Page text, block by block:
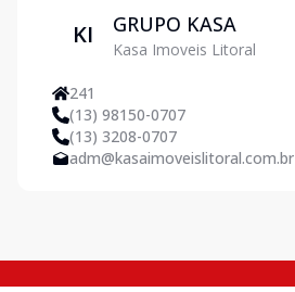
KI GRUPO KASA
Kasa Imoveis Litoral
241
(13) 98150-0707
(13) 3208-0707
adm@kasaimoveislitoral.com.br